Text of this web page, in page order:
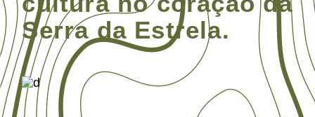
Serra da Estrela.